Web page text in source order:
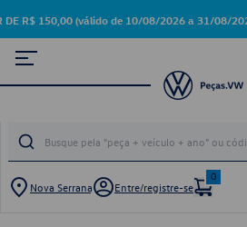
DE R$ 150,00 (válido de 10/08/2026 a 31/08/
Nova Serrana Entre/registre-se
0